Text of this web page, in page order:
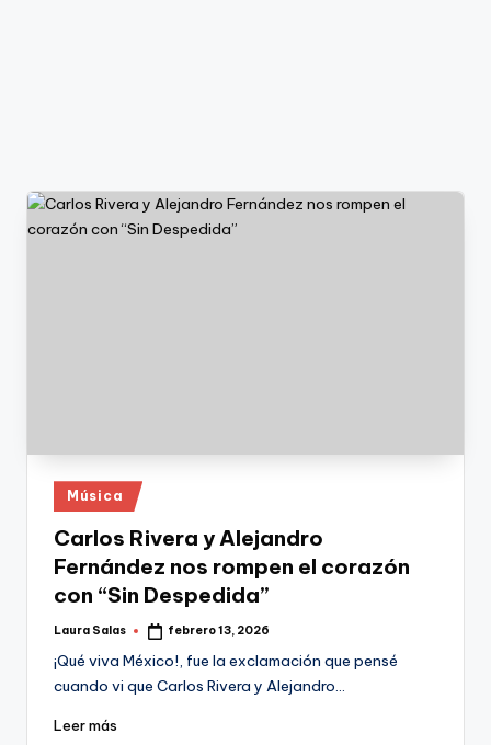
Publicado
en
Música
Carlos Rivera y Alejandro
Fernández nos rompen el corazón
con “Sin Despedida”
Publicado
Laura Salas febrero 13, 2026
¡Qué viva México!, fue la exclamación que pensé
cuando vi que Carlos Rivera y Alejandro…
Leer más